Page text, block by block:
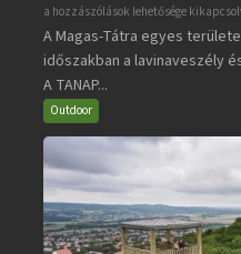
A
Magas-
Tátra
járható
turistaútjai
a hozzászólások lehetősége
A Magas-Tátra egyes
időszakban a lavinaveszély
A TANAP...
Outdoor